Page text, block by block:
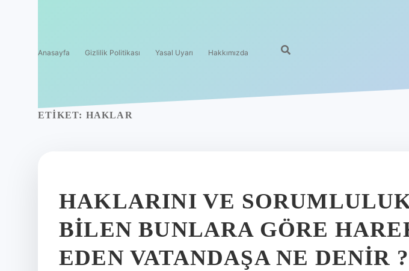
Anasayfa Gizlilik Politikası Yasal Uyarı Hakkımızda
ETIKET: HAKLAR
HAKLARINI VE
BILEN BUNLARA GÖRE
EDEN VATANDAŞA NE DENIR ?